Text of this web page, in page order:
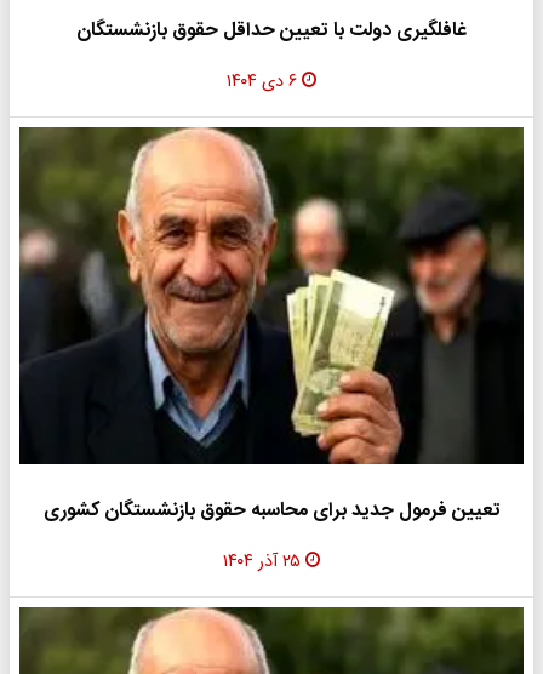
غافلگیری دولت با تعیین حداقل حقوق بازنشستگان
۶ دی ۱۴۰۴
تعیین فرمول جدید برای محاسبه حقوق بازنشستگان کشوری
۲۵ آذر ۱۴۰۴